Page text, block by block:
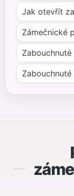
Jak otevřít
Zámečnické